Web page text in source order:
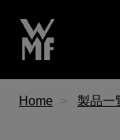
Home 製品一